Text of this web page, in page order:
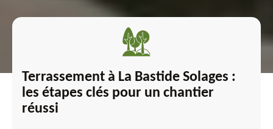
Terrassement à La Bastide Solages :
les étapes clés pour un chantier
réussi